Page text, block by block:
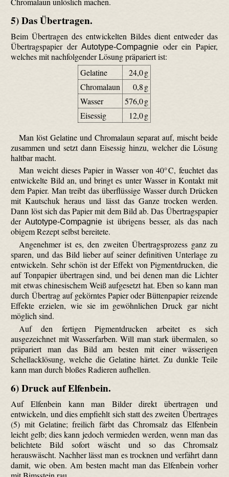
5) Das Übertragen.
Beim Übertragen des entwickelten Bildes dient entweder das
Übertrags­papier derAutotype-Compagnie oder ein Papier,
welches mit nachfolgender Lösung präpariert ist:
Gelatine
24,0 g
Chromalaun
0,8 g
Wasser
576,0 g
Eisessig
12,0 g
Man löst Gelatine und Chrom­alaun separat auf, mischt beide
zusammen und setzt dann Eisessig hinzu, welcher die Lösung
haltbar macht.
Man weicht dieses Papier in Wasser von 40° C, feuchtet das
entwickelte Bild an, und bringt es unter Wasser in Kontakt mit
dem Papier. Man treibt das überflüssige Wasser durch Drücken
mit Kautschuk heraus und lässt das Ganze trocken werden.
Dann löst sich das Papier mit dem Bild ab. Das Übertrags­papier
derAutotype-Compagnie ist übrigens besser, als das nach
obigem Rezept selbst bereitete.
Angenehmer ist es, den zweiten Übertrags­prozess ganz zu
sparen, und das Bild lieber auf seiner definitiven Unterlage zu
entwickeln. Sehr schön ist der Effekt von Pigment­drucken, die
auf Tonpapier übertragen sind, und bei denen man die Lichter
mit etwas chinesischem Weiß aufgesetzt hat. Eben so kann man
durch Übertrag auf gekörntes Papier oder Büttenpapier reizende
Effekte erzielen, wie sie im gewöhnlichen Druck gar nicht
möglich sind.
Auf den fertigen Pigment­drucken arbeitet es sich
ausgezeichnet mit Wasserfarben. Will man stark übermalen, so
präpariert man das Bild am besten mit einer wässerigen
Schellack­lösung, welche die Gelatine härtet. Zu dunkle Teile
kann man durch bloßes Radieren aufhellen.
6) Druck auf Elfenbein.
Auf Elfenbein kann man Bilder direkt übertragen und
entwickeln, und dies empfiehlt sich statt des zweiten Übertrages
(5) mit Gelatine; freilich färbt das Chromsalz das Elfenbein
leicht gelb; dies kann jedoch vermieden werden, wenn man das
belichtete Bild sofort wäscht und so das Chromsalz
herauswäscht. Nachher lässt man es trocknen und verfährt dann
damit, wie oben. Am besten macht man das Elfenbein vorher